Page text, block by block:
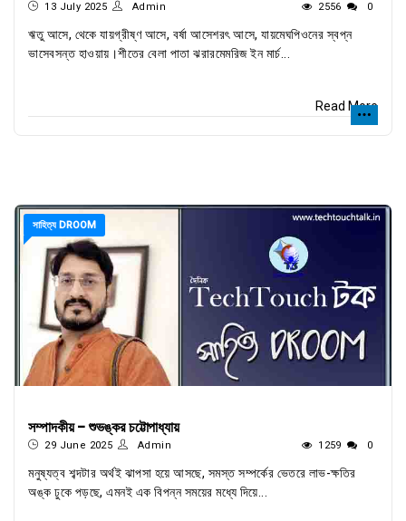
13 July 2025 Admin 2556 0
ঋতু আসে, থেকে যায়গ্রীষ্ণ আসে, বর্ষা আসেশরৎ আসে, যায়মেঘপিওনের স্বপ্ন
ভাসেবসন্ত হাওয়ায়।শীতের বেলা পাতা ঝরারমেমরিজ ইন মার্চ...
Read More
সাহিত্য DROOM
সম্পাদকীয় - শুভঙ্কর চট্টোপাধ্যায়
29 June 2025 Admin 1259 0
মনুষ্যত্ব শব্দটার অর্থই ঝাপসা হয়ে আসছে, সমস্ত সম্পর্কের ভেতরে লাভ-ক্ষতির
অঙ্ক ঢুকে পড়ছে, এমনই এক বিপন্ন সময়ের মধ্যে দিয়ে...